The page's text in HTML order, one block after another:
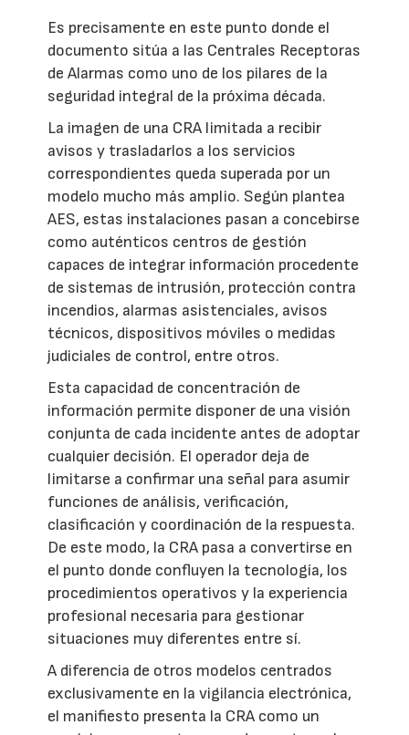
Es precisamente en este punto donde el
documento sitúa a las Centrales Receptoras
de Alarmas como uno de los pilares de la
seguridad integral de la próxima década.
La imagen de una CRA limitada a recibir
avisos y trasladarlos a los servicios
correspondientes queda superada por un
modelo mucho más amplio. Según plantea
AES, estas instalaciones pasan a concebirse
como auténticos centros de gestión
capaces de integrar información procedente
de sistemas de intrusión, protección contra
incendios, alarmas asistenciales, avisos
técnicos, dispositivos móviles o medidas
judiciales de control, entre otros.
Esta capacidad de concentración de
información permite disponer de una visión
conjunta de cada incidente antes de adoptar
cualquier decisión. El operador deja de
limitarse a confirmar una señal para asumir
funciones de análisis, verificación,
clasificación y coordinación de la respuesta.
De este modo, la CRA pasa a convertirse en
el punto donde confluyen la tecnología, los
procedimientos operativos y la experiencia
profesional necesaria para gestionar
situaciones muy diferentes entre sí.
A diferencia de otros modelos centrados
exclusivamente en la vigilancia electrónica,
el manifiesto presenta la CRA como un